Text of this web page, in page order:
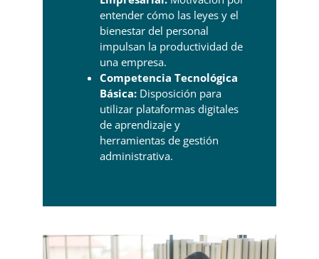
entender cómo las leyes y el
bienestar del personal
impulsan la productividad de
una empresa.
Competencia Tecnológica
Básica:Disposición para
utilizar plataformas digitales
de aprendizaje y
herramientas de gestión
administrativa.